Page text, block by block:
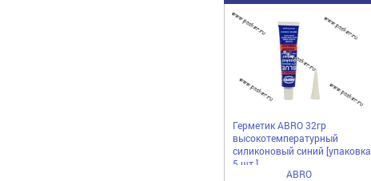
Герметик ABRO 32гр
высокотемпературный
силиконовый синий [упаковка
5 шт.]
ABRO